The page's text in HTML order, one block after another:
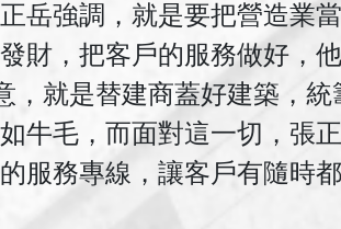
岳強調，就是要把營造業
財，把客戶的服務做好，
，就是替建商蓋好建築，
牛毛，而面對這一切，張
服務專線，讓客戶有隨時